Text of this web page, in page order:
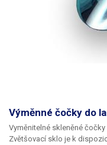
Výměnné čočky do
Vyměnitelné skleněné
Zvětšovací sklo je k